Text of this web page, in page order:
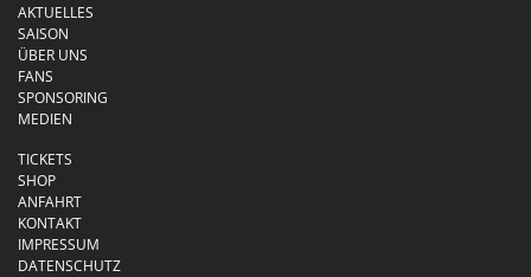
AKTUELLES
SAISON
ÜBER UNS
FANS
SPONSORING
MEDIEN
TICKETS
SHOP
ANFAHRT
KONTAKT
IMPRESSUM
DATENSCHUTZ